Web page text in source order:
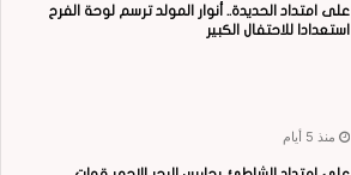
على امتداد الحديدة.. أنوار المولد ترسم لوحة الفرح
استعدادا للاحتفال الكبير
منذ 5 أيام